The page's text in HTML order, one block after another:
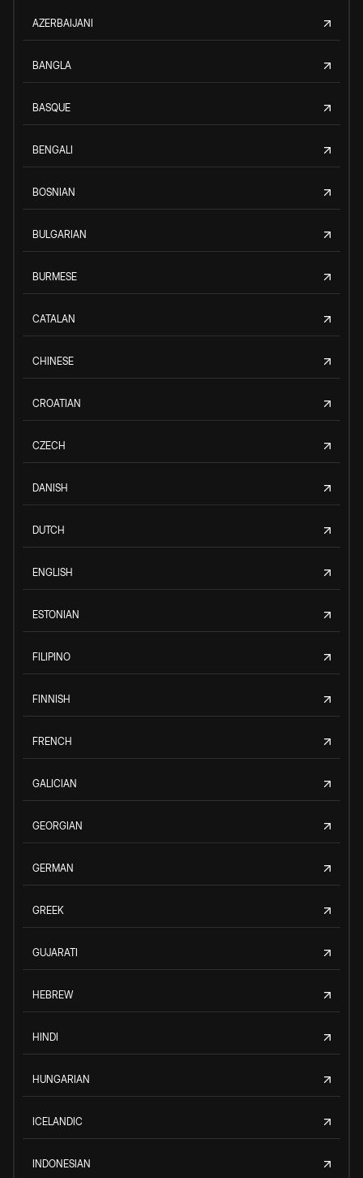
AZERBAIJANI
BANGLA
BASQUE
BENGALI
BOSNIAN
BULGARIAN
BURMESE
CATALAN
CHINESE
CROATIAN
CZECH
DANISH
DUTCH
ENGLISH
ESTONIAN
FILIPINO
FINNISH
FRENCH
GALICIAN
GEORGIAN
GERMAN
GREEK
GUJARATI
HEBREW
HINDI
HUNGARIAN
ICELANDIC
INDONESIAN